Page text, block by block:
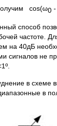
cos(ω0
способ
частоте.
на 40дБ
сигналов не
в схеме
в